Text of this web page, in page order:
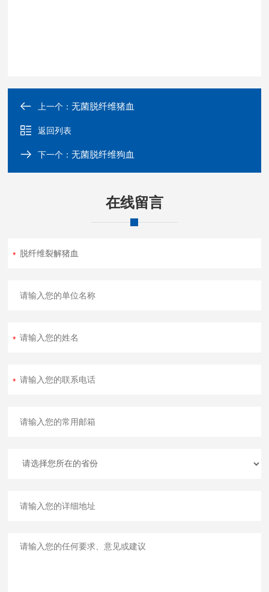
上一个：无菌脱纤维猪血
返回列表
下一个：无菌脱纤维狗血
在线留言